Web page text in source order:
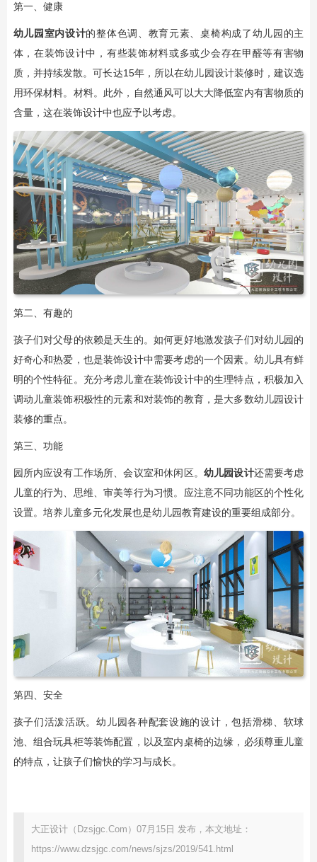
第一、健康
幼儿园室内设计的整体色调、教育元素、桌椅构成了幼儿园的主
体，在装饰设计中，有些装饰材料或多或少会存在甲醛等有害物
质，并持续发散。可长达15年，所以在幼儿园设计装修时，建议选
用环保材料。材料。此外，自然通风可以大大降低室内有害物质的
含量，这在装饰设计中也应予以考虑。
第二、有趣的
孩子们对父母的依赖是天生的。如何更好地激发孩子们对幼儿园的
好奇心和热爱，也是装饰设计中需要考虑的一个因素。幼儿具有鲜
明的个性特征。充分考虑儿童在装饰设计中的生理特点，积极加入
调动儿童装饰积极性的元素和对装饰的教育，是大多数幼儿园设计
装修的重点。
第三、功能
园所内应设有工作场所、会议室和休闲区。 幼儿园设计还需要考虑
儿童的行为、思维、审美等行为习惯。应注意不同功能区的个性化
设置。培养儿童多元化发展也是幼儿园教育建设的重要组成部分。
第四、安全
孩子们活泼活跃。幼儿园各种配套设施的设计，包括滑梯、软球
池、组合玩具柜等装饰配置，以及室内桌椅的边缘，必须尊重儿童
的特点，让孩子们愉快的学习与成长。
大正设计（Dzsjgc.Com）07月15日 发布，本文地址：
https://www.dzsjgc.com/news/sjzs/2019/541.html